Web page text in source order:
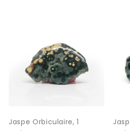
Jaspe Orbiculaire, 1